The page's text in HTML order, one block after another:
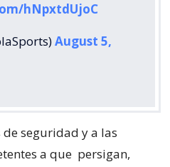
hNpxtdUjoC
August 5,
de seguridad y a las
a que persigan,